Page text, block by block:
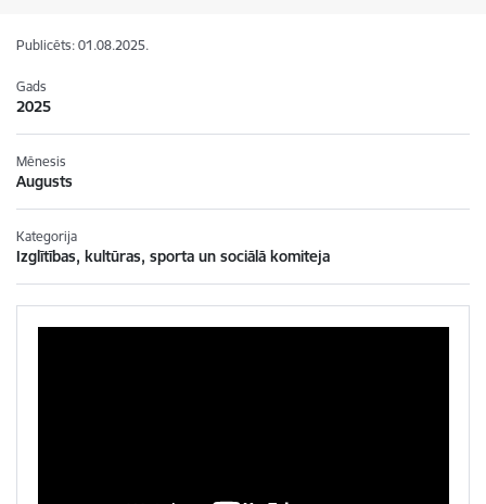
Publicēts: 01.08.2025.
Gads
2025
Mēnesis
Augusts
Kategorija
Izglītības, kultūras, sporta un sociālā komiteja